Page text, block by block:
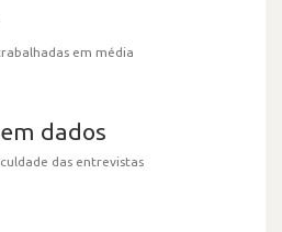
em média
dados
das entrevistas